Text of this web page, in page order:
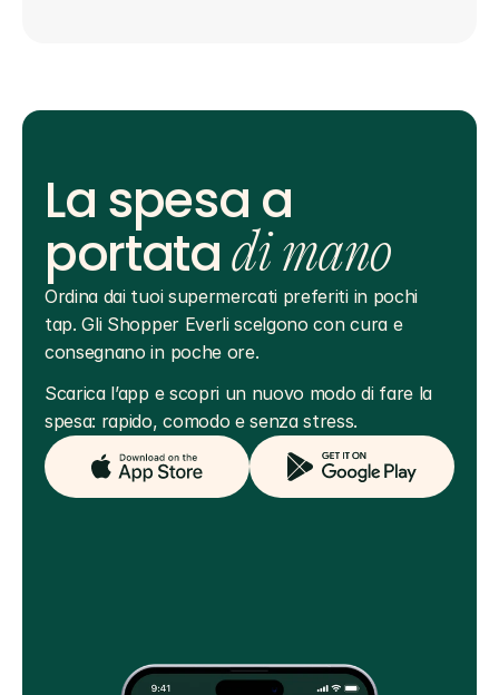
La spesa a
portatadi mano
Ordina dai tuoi supermercati preferiti in pochi
tap. Gli Shopper Everli scelgono con cura e
consegnano in poche ore.
Scarica l’app e scopri un nuovo modo di fare la
spesa: rapido, comodo e senza stress.